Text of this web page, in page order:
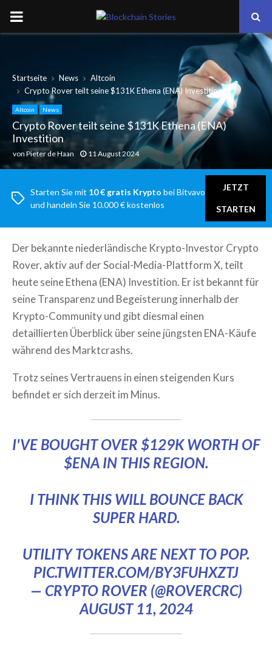
PRIMARY
Startseite News
Altcoin
Crypto Rover teilt seine $131K Ethena (ENA) Investition
Altcoin News
Crypto Rover teilt seine $131K Ethena (ENA)
Investition
von Pieter de Haan 11 August 2024
Starten Sie mit 10 € gratis Krypto bei Bitvavo
und handeln Sie 10.000 € kostenlos
JETZT
STARTEN
Der bekannte niederländische Krypto-Investor Crypto
Rover, aktiv auf der Social-Media-Plattform X, teilt
heute seine Ethena (ENA) Investition. Er ist bekannt für
seine Transparenz und Begeisterung innerhalb der
Krypto-Community und gibt diesmal einen
detaillierten Überblick über seine jüngsten ENA-Käufe
während des Marktcrashs.
Trotz seines Vertrauens in einen steigenden Kurs
befindet er sich derzeit im Minus.
I'VE BOUGHT OVER $129K WORTH OF
$ENA IN THIS REGION.
I THINK THIS WILL BOUNCE BACK
SUPER HARD.
UTILITY TOKENS ARE NEXT TO POP.
PIC.TWITTER.COM/BY3FUHXZTJ
— CRYPTO ROVER (@ROVERCRC)
AUGUST 11, 2024